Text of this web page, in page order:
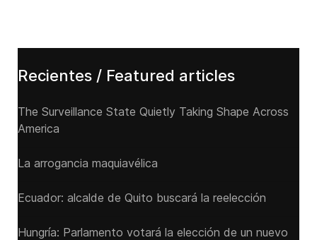
Recientes / Featured articles
The Surveillance State Quietly Taking Shape Across
America
La arrogancia maquiavélica
Ecuador: alcalde de Quito buscará la reelección
Hungría: Parlamento votará la elección de un nuevo